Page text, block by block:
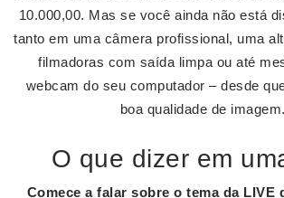
10.000,00. Mas se você ainda não está
tanto em uma câmera profissional, uma
filmadoras com saída limpa ou até
webcam do seu computador – desde
boa qualidade de imagem.
O que dizer em
Comece a falar sobre o tema da LIVE